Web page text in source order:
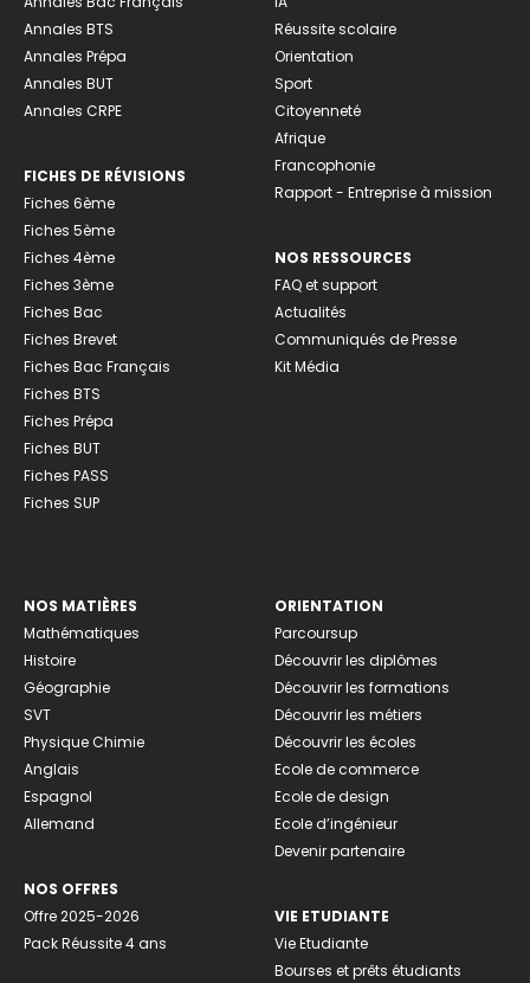
Annales BTS
Annales Prépa
Annales BUT
Annales CRPE
FICHES DE RÉVISIONS
Fiches 6ème
Fiches 5ème
Fiches 4ème
Fiches 3ème
Fiches Bac
Fiches Brevet
Fiches Bac Français
Fiches BTS
Fiches Prépa
Fiches BUT
Fiches PASS
Fiches SUP
Réussite scolaire
Orientation
Sport
Citoyenneté
Afrique
Francophonie
Rapport - Entreprise à mission
NOS RESSOURCES
FAQ et support
Actualités
Communiqués de Presse
Kit Média
NOS MATIÈRES
Mathématiques
Histoire
Géographie
SVT
Physique Chimie
Anglais
Espagnol
Allemand
NOS OFFRES
Offre 2025-2026
Pack Réussite 4 ans
ORIENTATION
Parcoursup
Découvrir les diplômes
Découvrir les formations
Découvrir les métiers
Découvrir les écoles
Ecole de commerce
Ecole de design
Ecole d’ingénieur
Devenir partenaire
VIE ETUDIANTE
Vie Etudiante
Bourses et prêts étudiants